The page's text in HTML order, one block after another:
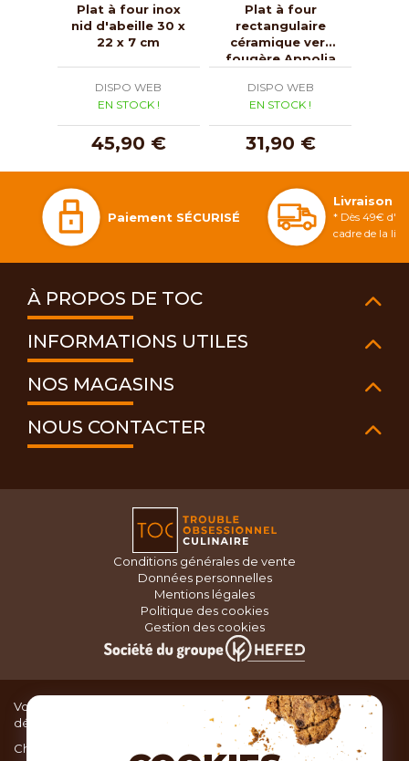
Plat à four inox
nid d'abeille 30 x
22 x 7 cm
DISPO WEB
EN STOCK !
45,90 €
Plat à four
rectangulaire
céramique vert
fougère Appolia
DISPO WEB
EN STOCK !
31,90 €
Paiement SÉCURISÉ
Livraison
* Dès 49€
cadre de la
À PROPOS DE TOC
INFORMATIONS UTILES
NOS MAGASINS
NOUS CONTACTER
Conditions générales de vente
Données personnelles
Mentions légales
Politique des cookies
Gestion des cookies
Vous recherchez du matériel de cuisine pour concocter de
délicieux plats ou des pâtisseries dignes d’un grand chef ?
Chez TOC, boutique d’ustensiles de cuisine, nous vous